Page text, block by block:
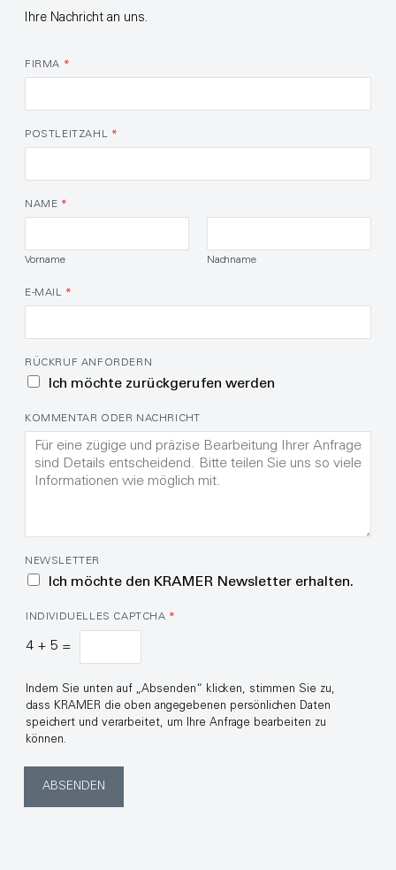
Ihre Nachricht an uns.
FIRMA *
POSTLEITZAHL *
NAME *
Vorname Nachname
E-MAIL *
RÜCKRUF ANFORDERN
Ich möchte zurückgerufen werden
KOMMENTAR ODER NACHRICHT
NEWSLETTER
Ich möchte den KRAMER Newsletter erhalten.
INDIVIDUELLES CAPTCHA *
4 + 5 =
Indem Sie unten auf „Absenden“ klicken, stimmen Sie zu,
dass KRAMER die oben angegebenen persönlichen Daten
speichert und verarbeitet, um Ihre Anfrage bearbeiten zu
können.
ABSENDEN